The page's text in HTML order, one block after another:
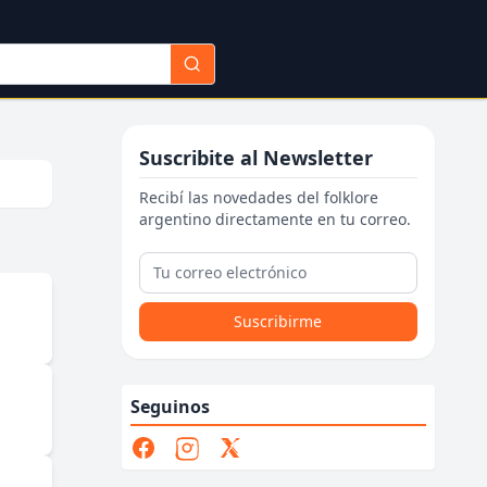
Suscribite al Newsletter
Recibí las novedades del folklore
argentino directamente en tu correo.
Suscribirme
Seguinos